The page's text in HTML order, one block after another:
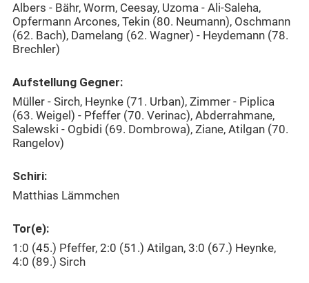
Albers - Bähr, Worm, Ceesay, Uzoma - Ali-Saleha,
Opfermann Arcones, Tekin (80. Neumann), Oschmann
(62. Bach), Damelang (62. Wagner) - Heydemann (78.
Brechler)
Aufstellung Gegner:
Müller - Sirch, Heynke (71. Urban), Zimmer - Piplica
(63. Weigel) - Pfeffer (70. Verinac), Abderrahmane,
Salewski - Ogbidi (69. Dombrowa), Ziane, Atilgan (70.
Rangelov)
Schiri:
Matthias Lämmchen
Tor(e):
1:0 (45.) Pfeffer, 2:0 (51.) Atilgan, 3:0 (67.) Heynke,
4:0 (89.) Sirch